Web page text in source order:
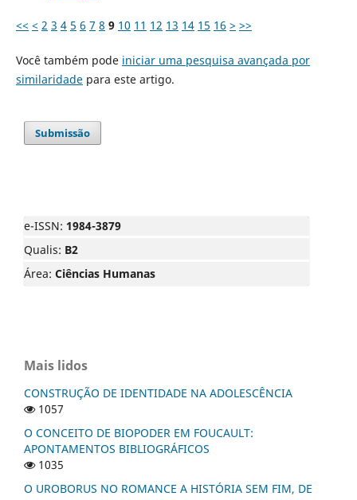
<< < 2 3 4 5 6 7 8 9 10 11 12 13 14 15 16 > >>
Você também pode iniciar uma pesquisa avançada por
similaridadepara este artigo.
Submissão
e-ISSN: 1984-3879
Qualis: B2
Área: Ciências Humanas
Mais lidos
CONSTRUÇÃO DE IDENTIDADE NA ADOLESCÊNCIA
1057
O CONCEITO DE BIOPODER EM FOUCAULT:
APONTAMENTOS BIBLIOGRÁFICOS
1035
O UROBORUS NO ROMANCE A HISTÓRIA SEM FIM, DE